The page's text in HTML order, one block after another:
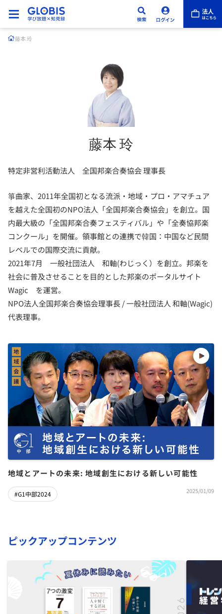
藤本 玲
藤本 玲
特定非営利活動法人 全国邦楽合奏協会 理事長
箏曲家、2011年全国初となる流派・地域・プロ・アマチュア
を越えた全国初のNPO法人「全国邦楽合奏協会」を創立。国
内最大級の「全国邦楽合奏フェスティバル」や「全奏協邦楽
コンクール」を開催。領事館との連携で韓国：中国など民間
レベルでの国際交流に貢献。
2021年7月 一般社団法人 和軸(わじっく）を創立。邦楽を
社会に普及させることを目的とした邦楽のポータルサイト
Wagic を運営。
NPO法人全国邦楽合奏協会理事長 / 一般社団法人 和軸(Wagic)
代表理事。
地域とアートの未来: 地域創生における新しい可能性
#G1中部2024 2025/01/09
ピックアップコンテンツ